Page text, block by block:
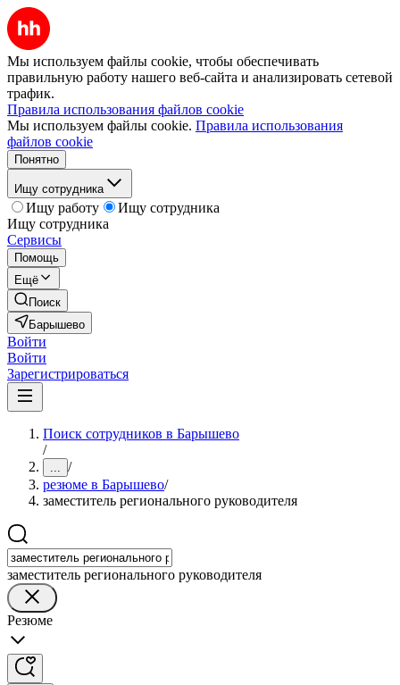
Мы используем файлы cookie, чтобы обеспечивать
правильную работу нашего веб-сайта и анализировать сетевой
трафик.
Правила использования файлов cookie
Мы используем файлы cookie. Правила использования
файлов cookie
Понятно
Ищу сотрудника
Ищу работу
Ищу сотрудника
Ищу сотрудника
Сервисы
Помощь
Ещё
Поиск
Барышево
Войти
Войти
Зарегистрироваться
Поиск сотрудников в Барышево
/
... /
резюме в Барышево/
заместитель регионального руководителя
заместитель регионального руководителя
Резюме